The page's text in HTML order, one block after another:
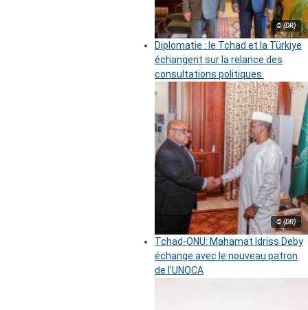
© (DR)
Diplomatie : le Tchad et la Türkiye
échangent sur la relance des
consultations politiques
© (DR)
Tchad-ONU: Mahamat Idriss Deby
échange avec le nouveau patron
de l’UNOCA